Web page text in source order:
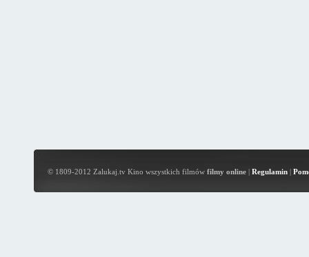
© 1809-2012 Zalukaj.tv Kino wszystkich filmów filmy online| Regulamin|